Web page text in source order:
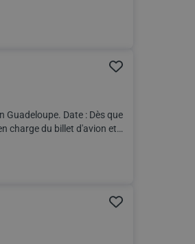
Date : Dès que